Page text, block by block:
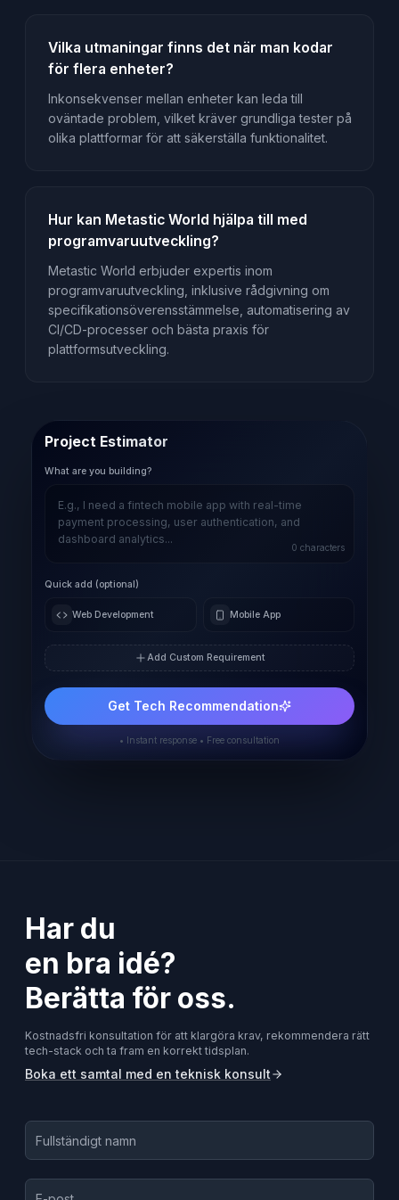
Vilka utmaningar finns det när man kodar
för flera enheter?
Inkonsekvenser mellan enheter kan leda till
oväntade problem, vilket kräver grundliga tester på
olika plattformar för att säkerställa funktionalitet.
Hur kan Metastic World hjälpa till med
programvaruutveckling?
Metastic World erbjuder expertis inom
programvaruutveckling, inklusive rådgivning om
specifikationsöverensstämmelse, automatisering av
CI/CD-processer och bästa praxis för
plattformsutveckling.
Project Estimator
What are you building?
0 characters
Quick add (optional)
Web Development Mobile App
Add Custom Requirement
Get Tech Recommendation
• Instant response • Free consultation
Har du
en bra idé?
Berätta för oss.
Kostnadsfri konsultation för att klargöra krav, rekommendera rätt
tech-stack och ta fram en korrekt tidsplan.
Boka ett samtal med en teknisk konsult